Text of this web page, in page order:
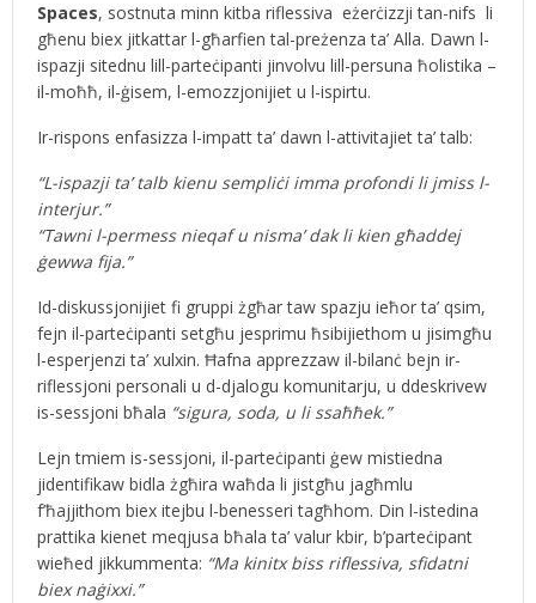
Spaces, sostnuta minn kitba riflessiva eżerċizzji tan-nifs li
għenu biex jitkattar l-għarfien tal-preżenza ta’ Alla. Dawn l-
ispazji sitednu lill-parteċipanti jinvolvu lill-persuna ħolistika –
il-moħħ, il-ġisem, l-emozzjonijiet u l-ispirtu.
Ir-rispons enfasizza l-impatt ta’ dawn l-attivitajiet ta’ talb:
“L-ispazji ta’ talb kienu sempliċi imma profondi li jmiss l-
interjur.”
“Tawni l-permess nieqaf u nisma’ dak li kien għaddej
ġewwa fija.”
Id-diskussjonijiet fi gruppi żgħar taw spazju ieħor ta’ qsim,
fejn il-parteċipanti setgħu jesprimu ħsibijiethom u jisimgħu
l-esperjenzi ta’ xulxin. Ħafna apprezzaw il-bilanċ bejn ir-
riflessjoni personali u d-djalogu komunitarju, u ddeskrivew
is-sessjoni bħala “sigura, soda, u li ssaħħek.”
Lejn tmiem is-sessjoni, il-parteċipanti ġew mistiedna
jidentifikaw bidla żgħira waħda li jistgħu jagħmlu
f’ħajjithom biex itejbu l-benesseri tagħhom. Din l-istedina
prattika kienet meqjusa bħala ta’ valur kbir, b’parteċipant
wieħed jikkummenta: “Ma kinitx biss riflessiva, sfidatni
biex naġixxi.”